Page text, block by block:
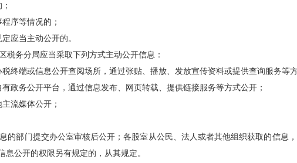
序等情况的；
应当主动公开的。
税务分局应当采取下列方式主动公开信息：
终端或信息公开查阅场所，通过张贴、播放、发放宣传资料或提供查询服务等
政务公开平台，通过信息发布、网页转载、提供链接服务等方式公开；
流媒体公开；
的部门提交办公室审核后公开；各股室从公民、法人或者其他组织获取的信息
公开的权限另有规定的，从其规定。